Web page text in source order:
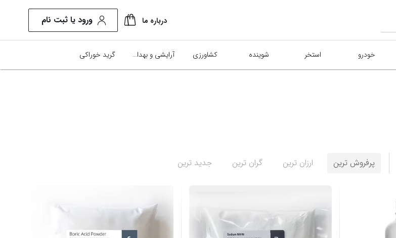
درباره ما ورود یا ثبت نام
خودرو استخر شوینده کشاورزی آرایشی و بهداشتی گرید خوراکی
پرفروش ترین ارزان ترین گران ترین جدید ترین